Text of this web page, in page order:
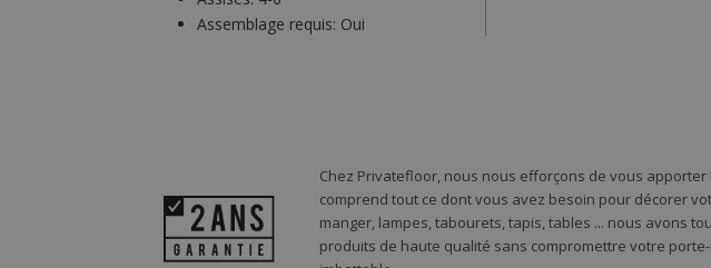
Assemblage requis: Oui
Chez Privatefloor, nous nous efforçons de vous
comprend tout ce dont vous avez besoin pour décorer
manger, lampes, tabourets, tapis, tables ... nous avons
produits de haute qualité sans compromettre votre